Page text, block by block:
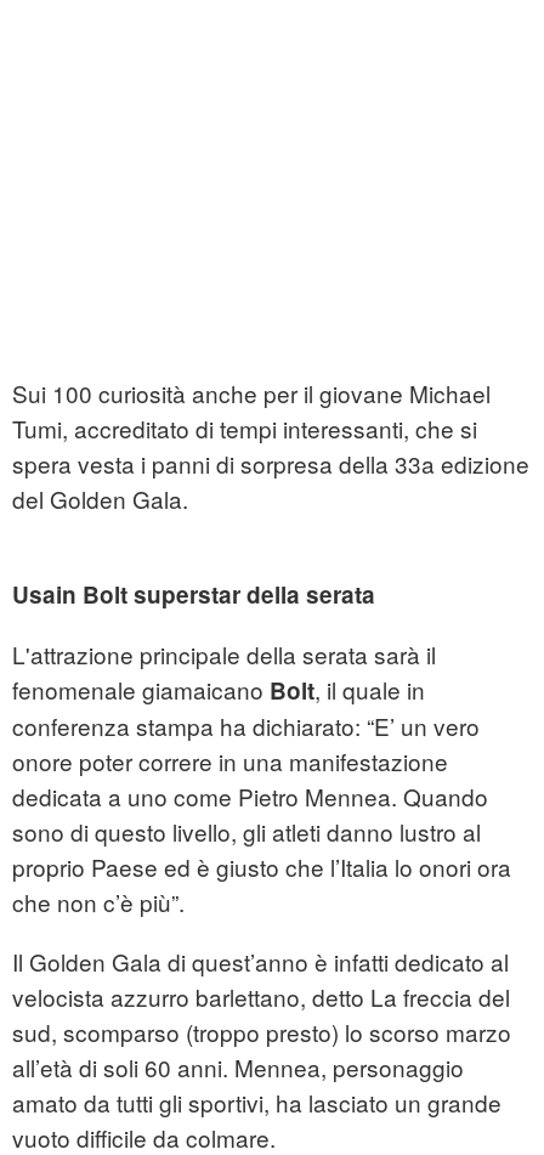
Sui 100 curiosità anche per il giovane Michael
Tumi, accreditato di tempi interessanti, che si
spera vesta i panni di sorpresa della 33a edizione
del Golden Gala.
Usain Bolt superstar della serata
L'attrazione principale della serata sarà il
fenomenale giamaicano Bolt, il quale in
conferenza stampa ha dichiarato: “E’ un vero
onore poter correre in una manifestazione
dedicata a uno come Pietro Mennea. Quando
sono di questo livello, gli atleti danno lustro al
proprio Paese ed è giusto che l’Italia lo onori ora
che non c’è più”.
Il Golden Gala di quest’anno è infatti dedicato al
velocista azzurro barlettano, detto La freccia del
sud, scomparso (troppo presto) lo scorso marzo
all’età di soli 60 anni. Mennea, personaggio
amato da tutti gli sportivi, ha lasciato un grande
vuoto difficile da colmare.